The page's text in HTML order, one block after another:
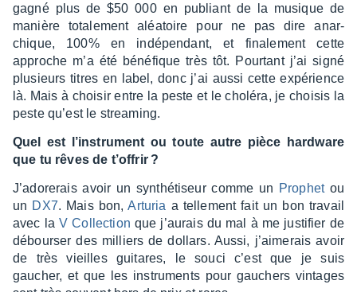
gagné plus de $50 000 en publiant de la musique de
manière tota­le­ment aléa­toire pour ne pas dire anar­
chique, 100% en indé­pen­dant, et fina­le­ment cette
approche m’a été béné­fique très tôt. Pour­tant j’ai signé
plusieurs titres en label, donc j’ai aussi cette expé­rience
là. Mais à choi­sir entre la peste et le choléra, je choi­sis la
peste qu’est le strea­ming.
Quel est l’ins­tru­ment ou toute autre pièce hard­ware
que tu rêves de t’of­frir ?
J’ado­re­rais avoir un synthé­ti­seur comme un Prophetou
un DX7. Mais bon,Artu­ria a telle­ment fait un bon travail
avec laV Collec­tion que j’au­rais du mal à me justi­fier de
débour­ser des milliers de dollars. Aussi, j’ai­me­rais avoir
de très vieilles guitares, le souci c’est que je suis
gaucher, et que les instru­ments pour gauchers vintages